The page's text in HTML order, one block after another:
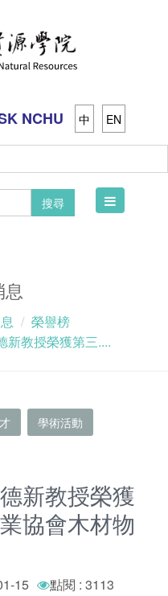
NCHU 中 EN
搜尋
Toggle
榮譽榜
新教授榮獲第三....
學術活動
新教授榮獲
協會木材物
15 點閱 : 3113